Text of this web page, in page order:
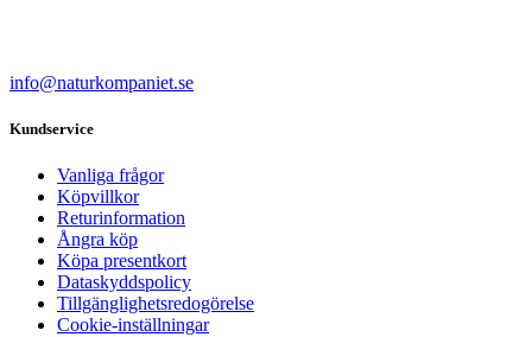
info@naturkompaniet.se
Kundservice
Vanliga frågor
Köpvillkor
Returinformation
Ångra köp
Köpa presentkort
Dataskyddspolicy
Tillgänglighetsredogörelse
Cookie-inställningar